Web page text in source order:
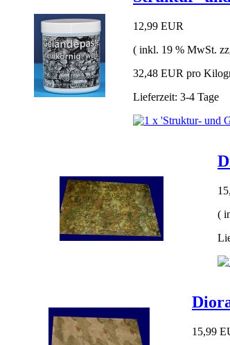
12,99 EUR
( inkl. 19 % MwSt.
32,48 EUR pro
Lieferzeit: 3-4 Tage
(
15,99